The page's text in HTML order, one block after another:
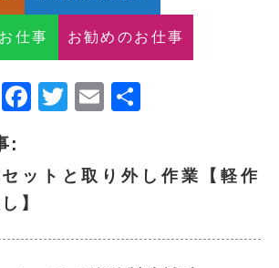
仕事 お勧めのお仕事
Message
Facebook
Twitter
Email
:
ットと取り外し作業【軽作
】